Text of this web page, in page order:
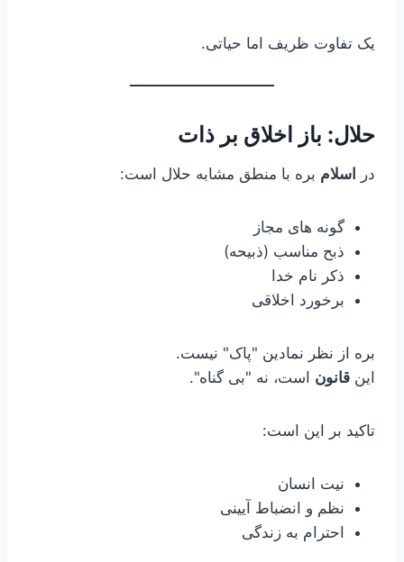
یک تفاوت ظریف اما حیاتی.
حلال: باز اخلاق بر ذات
در اسلام بره با منطق مشابه حلال است:
گونه های مجاز
ذبح مناسب (ذبیحه)
ذکر نام خدا
برخورد اخلاقی
بره از نظر نمادین "پاک" نیست.
این قانون است، نه "بی گناه".
تاکید بر این است:
نیت انسان
نظم و انضباط آیینی
احترام به زندگی